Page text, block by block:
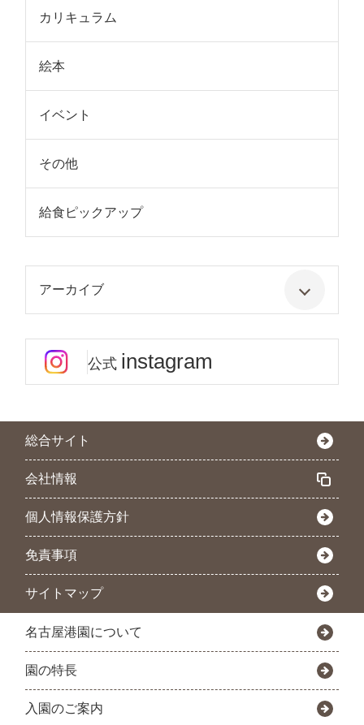
カリキュラム
絵本
イベント
その他
給食ピックアップ
アーカイブ
公式 instagram
総合サイト
会社情報
個人情報保護方針
免責事項
サイトマップ
名古屋港園について
園の特長
入園のご案内